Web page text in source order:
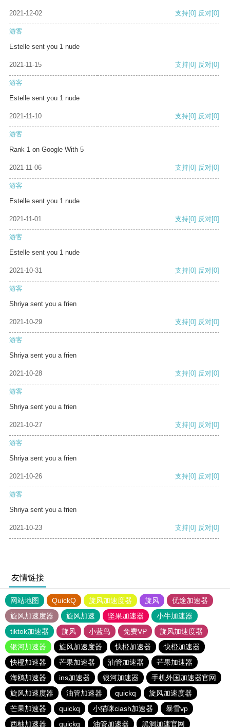
2021-12-02 支持[0] 反对[0]
游客
Estelle sent you 1 nude
2021-11-15 支持[0] 反对[0]
游客
Estelle sent you 1 nude
2021-11-10 支持[0] 反对[0]
游客
Rank 1 on Google With 5
2021-11-06 支持[0] 反对[0]
游客
Estelle sent you 1 nude
2021-11-01 支持[0] 反对[0]
游客
Estelle sent you 1 nude
2021-10-31 支持[0] 反对[0]
游客
Shriya sent you a frien
2021-10-29 支持[0] 反对[0]
游客
Shriya sent you a frien
2021-10-28 支持[0] 反对[0]
游客
Shriya sent you a frien
2021-10-27 支持[0] 反对[0]
游客
Shriya sent you a frien
2021-10-26 支持[0] 反对[0]
游客
Shriya sent you a frien
2021-10-23 支持[0] 反对[0]
友情链接
网站地图 QuickQ 旋风加速度器 旋风
优途加速器
旋风加速度器
旋风加速 坚果加速器
小牛加速器
tiktok加速器
旋风 小蓝鸟 免费VP
旋风加速度器
银河加速器
旋风加速度器 快橙加速器
快橙加速器
快橙加速器
芒果加速器 油管加速器
芒果加速器
海鸥加速器
ins加速器 银河加速器
手机外国加速器官网
旋风加速度器
油管加速器 quickq
旋风加速度器
芒果加速器
quickq 小猫咪ciash加速器
暴雪vp
西柚加速器
quickq 油管加速器 黑洞加速官网